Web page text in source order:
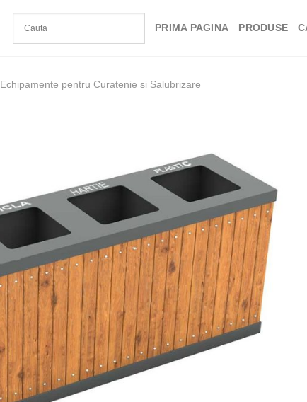
PRIMA PAGINA PRODUSE
Echipamente pentru Curatenie si Salubrizare